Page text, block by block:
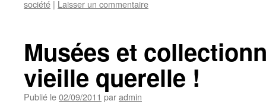
société | Laisser un commentaire
Musées et
vieille querelle !
Publié le02/09/2011 paradmin